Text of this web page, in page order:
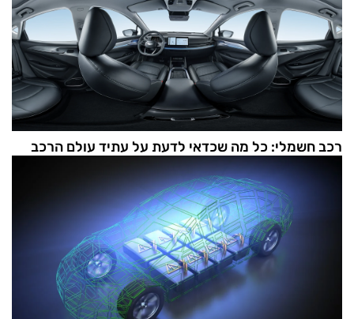
רכב חשמלי: כל מה שכדאי לדעת על עתיד עולם הרכב